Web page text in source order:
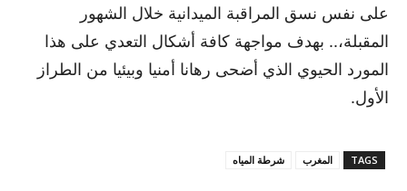
على نفس نسق المراقبة الميدانية خلال الشهور
المقبلة،.. بهدف مواجهة كافة أشكال التعدي على هذا
المورد الحيوي الذي أضحى رهانا أمنيا وبيئيا من الطراز
الأول.
TAGS المغرب شرطة المياه